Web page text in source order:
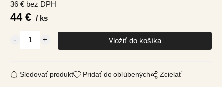
36€ bez DPH
44€ ks
Sledovať produkt Pridať do obľúbených Zdielať